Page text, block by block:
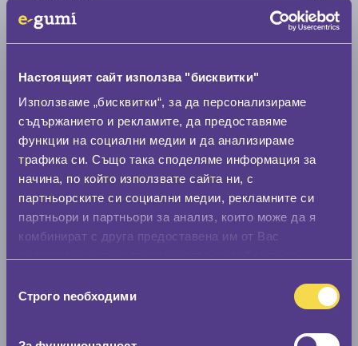
Настоящият сайт използва "бисквитки"
Използваме „бисквитки“, за да персонализираме
съдържанието и рекламите, да предоставяме
функции на социални медии и да анализираме
трафика си. Също така споделяме информация за
начина, по който използвате сайта ни, с
партньорските си социални медии, рекламните си
партньори и партньори за анализ, които може да я
комбинират с друга предоставена им от Вас
наСтрого nеобходими
Нов размер
Стар размер
0 мм.